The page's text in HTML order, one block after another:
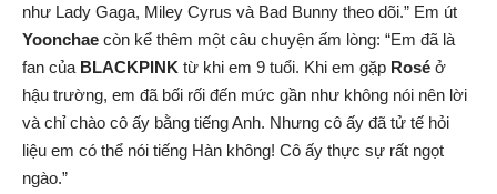
như Lady Gaga, Miley Cyrus và Bad Bunny theo dõi.” Em út
Yoonchae còn kể thêm một câu chuyện ấm lòng: “Em đã là
fan của BLACKPINK từ khi em 9 tuổi. Khi em gặp Rosé ở
hậu trường, em đã bối rối đến mức gần như không nói nên lời
và chỉ chào cô ấy bằng tiếng Anh. Nhưng cô ấy đã tử tế hỏi
liệu em có thể nói tiếng Hàn không! Cô ấy thực sự rất ngọt
ngào.”